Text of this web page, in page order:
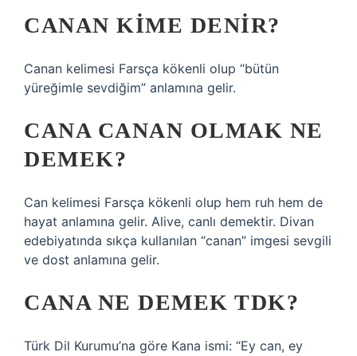
CANAN KIME DENIR?
Canan kelimesi Farsça kökenli olup “bütün
yüreğimle sevdiğim” anlamına gelir.
CANA CANAN OLMAK NE
DEMEK?
Can kelimesi Farsça kökenli olup hem ruh hem de
hayat anlamına gelir. Alive, canlı demektir. Divan
edebiyatında sıkça kullanılan “canan” imgesi sevgili
ve dost anlamına gelir.
CANA NE DEMEK TDK?
Türk Dil Kurumu’na göre Kana ismi: “Ey can, ey